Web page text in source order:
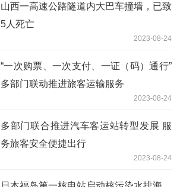
山西一高速公路隧道内大巴车撞墙，已致
5人死亡
2023-08-24
“一次购票、一次支付、一证（码）通行”
多部门联动推进旅客运输服务
2023-08-24
多部门联合推进汽车客运站转型发展 服
务旅客安全便捷出行
2023-08-24